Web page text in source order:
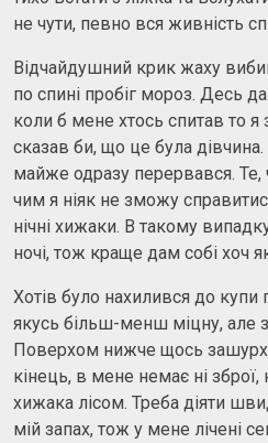
не чути, певно вся живність
Відчайдушний крик жаху
по спині пробіг мороз. Десь
коли б мене хтось спитав то
сказав би, що це була
майже одразу перервався. Те,
чим я ніяк не зможу
нічні хижаки. В такому
ночі, тож краще дам собі хоч
Хотів було нахилився до купи
якусь більш-менш міцну, але
Поверхом нижче щось
кінець, в мене немає ні зброї,
хижака лісом. Треба діяти
мій запах, тож у мене лічені